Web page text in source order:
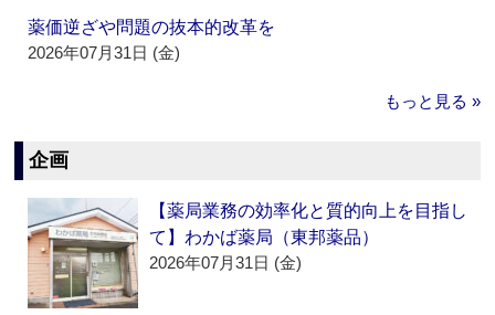
薬価逆ざや問題の抜本的改革を
2026年07月31日 (金)
もっと見る »
企画
【薬局業務の効率化と質的向上を目指し
て】わかば薬局（東邦薬品）
2026年07月31日 (金)